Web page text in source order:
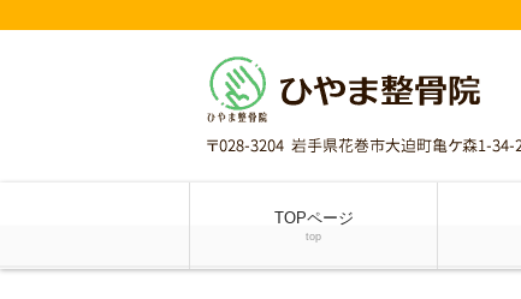
TOPページ
top